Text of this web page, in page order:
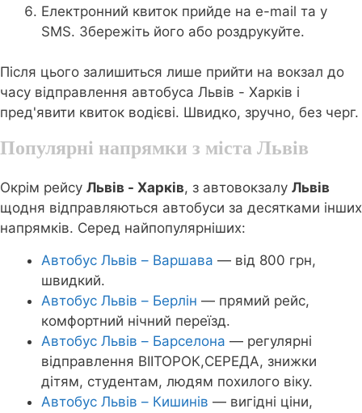
Електронний квиток прийде на e-mail та у
SMS. Збережіть його або роздрукуйте.
Після цього залишиться лише прийти на вокзал до
часу відправлення автобуса Львів - Харків і
пред'явити квиток водієві. Швидко, зручно, без черг.
Популярні напрямки з міста Львів
Окрім рейсу Львів - Харків, з автовокзалу Львів
щодня відправляються автобуси за десятками інших
напрямків. Серед найпопулярніших:
Автобус Львів – Варшава — від 800 грн,
швидкий.
Автобус Львів – Берлін — прямий рейс,
комфортний нічний переїзд.
Автобус Львів – Барселона — регулярні
відправлення ВІІТОРОК,СЕРЕДА, знижки
дітям, студентам, людям похилого віку.
Автобус Львів – Кишинів — вигідні ціни,